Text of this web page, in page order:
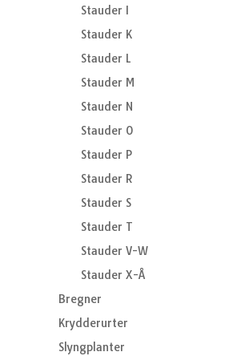
Stauder I
Stauder K
Stauder L
Stauder M
Stauder N
Stauder O
Stauder P
Stauder R
Stauder S
Stauder T
Stauder V-W
Stauder X-Å
Bregner
Krydderurter
Slyngplanter